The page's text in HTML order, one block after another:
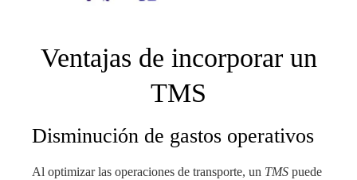
Ventajas de incorporar un
TMS
Disminución de gastos operativos
Al optimizar las operaciones de transporte, un TMS puede